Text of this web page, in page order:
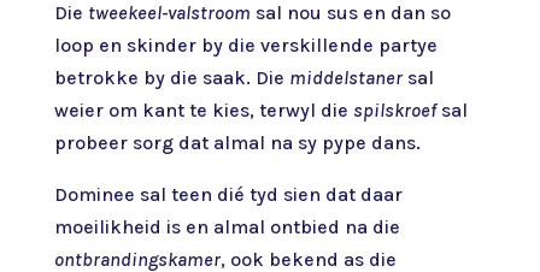
Die tweekeel-valstroom sal nou sus en dan so
loop en skinder by die verskillende partye
betrokke by die saak. Die middelstanersal
weier om kant te kies, terwyl die spilskroefsal
probeer sorg dat almal na sy pype dans.
Dominee sal teen dié tyd sien dat daar
moeilikheid is en almal ontbied na die
ontbrandingskamer, ook bekend as die